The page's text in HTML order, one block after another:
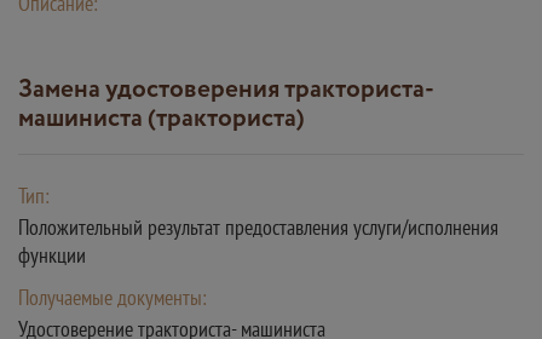
Замена удостоверения тракториста-
машиниста (тракториста)
Тип:
Положительный результат предоставления услуги/исполнения
функции
Получаемые документы:
Удостоверение тракториста- машиниста